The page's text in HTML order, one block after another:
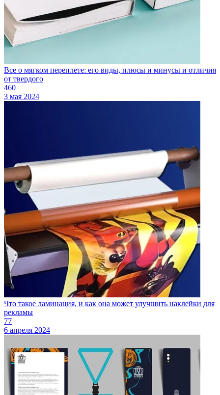
Все о мягком переплете: его виды, плюсы и минусы и отличия
от твердого
460
3 мая 2024
Что такое ламинация, и как она может улучшить наклейки для
рекламы
77
6 апреля 2024